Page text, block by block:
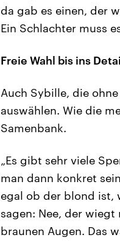
da gab es einen, der
Ein Schlachter muss
Freie Wahl bis ins
Auch Sybille, die
auswählen. Wie die
Samenbank.
„Es gibt sehr viele
man dann konkret
egal ob der blond ist,
sagen: Nee, der
braunen Augen. Das